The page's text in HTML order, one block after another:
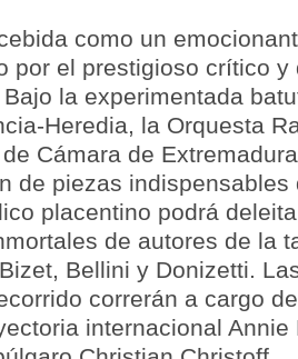
como un
por el prestigioso crítico
la experimentada
Heredia, la Orquesta
Cámara de
de piezas indispensables
placentino podrá
de autores de la
Bellini y Donizetti.
correrán a cargo
internacional Annie